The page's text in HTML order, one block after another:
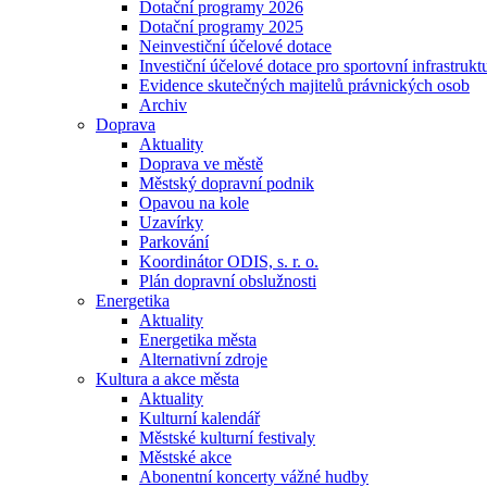
Dotační programy 2026
Dotační programy 2025
Neinvestiční účelové dotace
Investiční účelové dotace pro sportovní
Evidence skutečných majitelů právnických osob
Archiv
Doprava
Aktuality
Doprava ve městě
Městský dopravní podnik
Opavou na kole
Uzavírky
Parkování
Koordinátor ODIS, s. r. o.
Plán dopravní obslužnosti
Energetika
Aktuality
Energetika města
Alternativní zdroje
Kultura a akce města
Aktuality
Kulturní kalendář
Městské kulturní festivaly
Městské akce
Abonentní koncerty vážné hudby